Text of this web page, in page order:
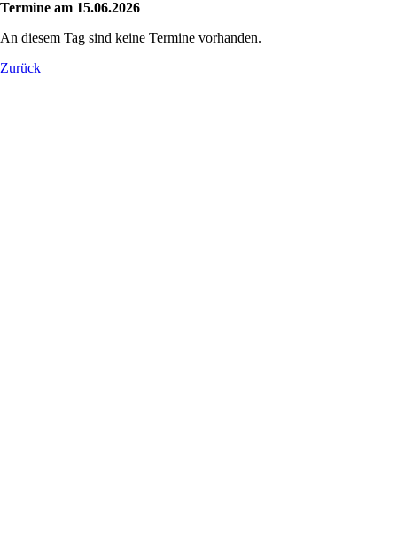
Termine am 15.06.2026
An diesem Tag sind keine Termine vorhanden.
Zurück